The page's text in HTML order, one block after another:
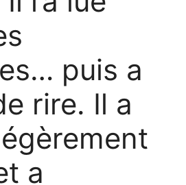
puis a
rire. Il a
a